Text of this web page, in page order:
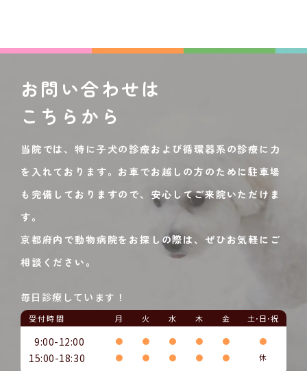
お問い合わせは
こちらから
当院では、特に子犬の診療および循環器系の診療に力
を入れております。お車でお越しの方のために駐車場
も完備しておりますので、安心してご来院いただけま
す。
京都府内で動物病院をお探しの際は、ぜひお気軽にご
相談ください。
毎日診療しています！
受付時間 月 火 水 木 金 土･日･祝
9:00-12:00 ● ● ● ● ● ●
15:00-18:30 ● ● ● ● ● 休